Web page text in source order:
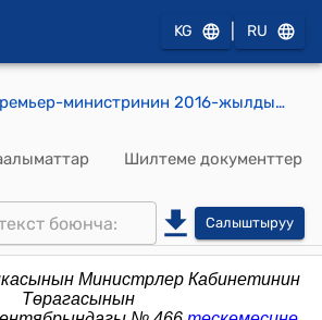
KG RU
КР Премьер-министринин 2016-жылдын 29-апрелиндеги № 222 (Кыргыз Республикасынын Премьер-министринин 2013-жылдын 5-августундагы № 379 буйругуна өзгөртүү киргизүү тууралуу) буйругу
Шилтеме документтер
Салыштыруу